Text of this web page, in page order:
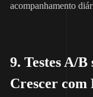
acompanhamento
9. Testes A/B
Crescer com